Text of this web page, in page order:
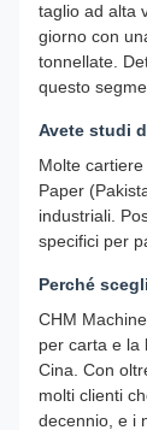
taglio ad alta
giorno con
tonnellate.
questo
Avete studi
Molte
Paper
industriali.
specifici per
Perché
CHM
per carta e la
Cina. Con
molti clienti
decennio, e i